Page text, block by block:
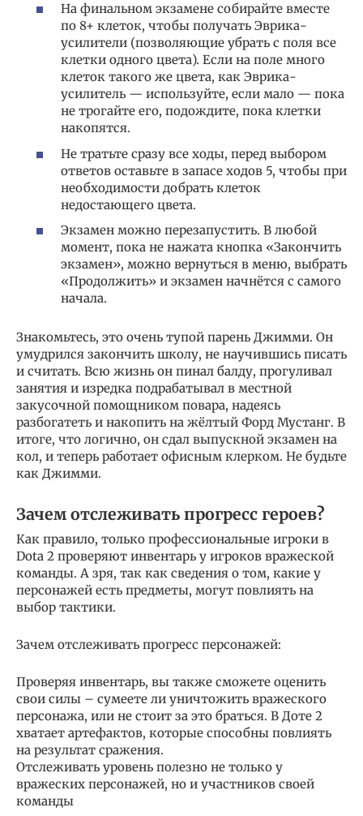
На финальном экзамене собирайте вместе
по 8+ клеток, чтобы получать Эврика-
усилители (позволяющие убрать с поля все
клетки одного цвета). Если на поле много
клеток такого же цвета, как Эврика-
усилитель — используйте, если мало — пока
не трогайте его, подождите, пока клетки
накопятся.
Не тратьте сразу все ходы, перед выбором
ответов оставьте в запасе ходов 5, чтобы при
необходимости добрать клеток
недостающего цвета.
Экзамен можно перезапустить. В любой
момент, пока не нажата кнопка «Закончить
экзамен», можно вернуться в меню, выбрать
«Продолжить» и экзамен начнётся с самого
начала.
Знакомьтесь, это очень тупой парень Джимми. Он
умудрился закончить школу, не научившись писать
и считать. Всю жизнь он пинал балду, прогуливал
занятия и изредка подрабатывал в местной
закусочной помощником повара, надеясь
разбогатеть и накопить на жёлтый Форд Мустанг. В
итоге, что логично, он сдал выпускной экзамен на
кол, и теперь работает офисным клерком. Не будьте
как Джимми.
Зачем отслеживать прогресс героев?
Как правило, только профессиональные игроки в
Dota 2 проверяют инвентарь у игроков вражеской
команды. А зря, так как сведения о том, какие у
персонажей есть предметы, могут повлиять на
выбор тактики.
Зачем отслеживать прогресс персонажей:
Проверяя инвентарь, вы также сможете оценить
свои силы – сумеете ли уничтожить вражеского
персонажа, или не стоит за это браться. В Доте 2
хватает артефактов, которые способны повлиять
на результат сражения.
Отслеживать уровень полезно не только у
вражеских персонажей, но и участников своей
команды